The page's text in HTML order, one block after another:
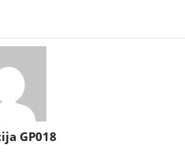
GP018